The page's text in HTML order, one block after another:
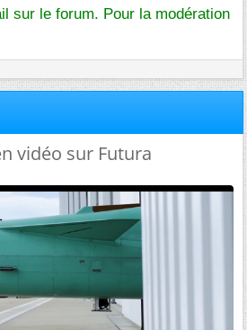
sur le forum. Pour la modération
vidéo sur Futura